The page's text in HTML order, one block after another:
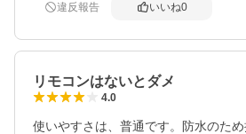
違反報告 いいね0
リモコンはないとダメ
4.0
使いやすさは、普通です。防水のた